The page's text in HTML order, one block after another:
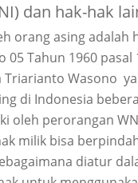
dan hak-hak
orang asing adalah
Tahun 1960
Triarianto Wasono
di Indonesia
oleh perorangan
milik bisa
diatur